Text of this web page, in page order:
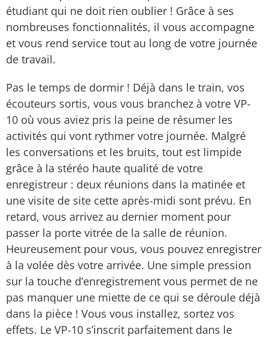
étudiant qui ne doit rien oublier ! Grâce à ses
nombreuses fonctionnalités, il vous accompagne
et vous rend service tout au long de votre journée
de travail.
Pas le temps de dormir ! Déjà dans le train, vos
écouteurs sortis, vous vous branchez à votre VP-
10 où vous aviez pris la peine de résumer les
activités qui vont rythmer votre journée. Malgré
les conversations et les bruits, tout est limpide
grâce à la stéréo haute qualité de votre
enregistreur : deux réunions dans la matinée et
une visite de site cette après-midi sont prévu. En
retard, vous arrivez au dernier moment pour
passer la porte vitrée de la salle de réunion.
Heureusement pour vous, vous pouvez enregistrer
à la volée dès votre arrivée. Une simple pression
sur la touche d’enregistrement vous permet de ne
pas manquer une miette de ce qui se déroule déjà
dans la pièce ! Vous vous installez, sortez vos
effets. Le VP-10 s’inscrit parfaitement dans le